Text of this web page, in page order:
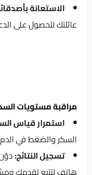
الاستعانة
عائلتك للحصول على
مراقبة مستويات
استمرار قياس
السكر والضغط في الدم
تسجيل النتائج: